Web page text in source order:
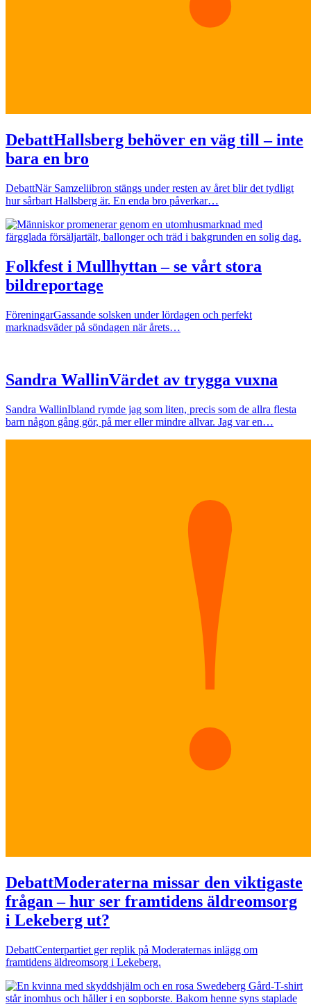
DebattHallsberg behöver en väg till – inte
bara en bro
DebattNär Samzeliibron stängs under resten av året blir det tydligt
hur sårbart Hallsberg är. En enda bro påverkar…
Folkfest i Mullhyttan – se vårt stora
bildreportage
FöreningarGassande solsken under lördagen och perfekt
marknadsväder på söndagen när årets…
Sandra WallinVärdet av trygga vuxna
Sandra WallinIbland rymde jag som liten, precis som de allra flesta
barn någon gång gör, på mer eller mindre allvar. Jag var en…
DebattModeraterna missar den viktigaste
frågan – hur ser framtidens äldreomsorg
i Lekeberg ut?
DebattCenterpartiet ger replik på Moderaternas inlägg om
framtidens äldreomsorg i Lekeberg.